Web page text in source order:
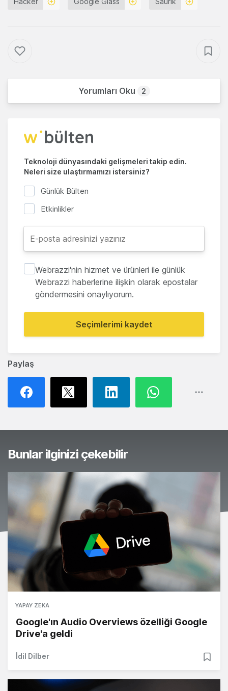
Paylaş
Yorumları Oku 2
Teknoloji dünyasındaki gelişmeleri takip edin.
Neleri size ulaştırmamızı istersiniz?
Günlük Bülten
Etkinlikler
Webrazzi'nin hizmet ve ürünleri ile günlük
Webrazzi haberlerine ilişkin olarak epostalar
göndermesini onaylıyorum.
Seçimlerimi kaydet
Bunlar ilginizi çekebilir
YAPAY ZEKA
Google'ın Audio Overviews özelliği Google
Drive'a geldi
İdil Dilber